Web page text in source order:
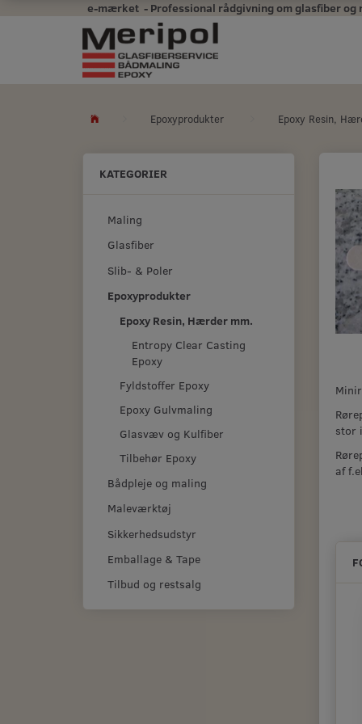
e-mærket - Professional rådgivning om glasfiber og
Epoxyprodukter Epoxy Resin,
KATEGORIER
Maling
Glasfiber
Slib- & Poler
Epoxyprodukter
Epoxy Resin, Hærder mm.
Entropy Clear Casting
Epoxy
Fyldstoffer Epoxy
Epoxy Gulvmaling
Glasvæv og Kulfiber
Tilbehør Epoxy
Bådpleje og maling
Maleværktøj
Sikkerhedsudstyr
Emballage & Tape
Tilbud og restsalg
stor
af